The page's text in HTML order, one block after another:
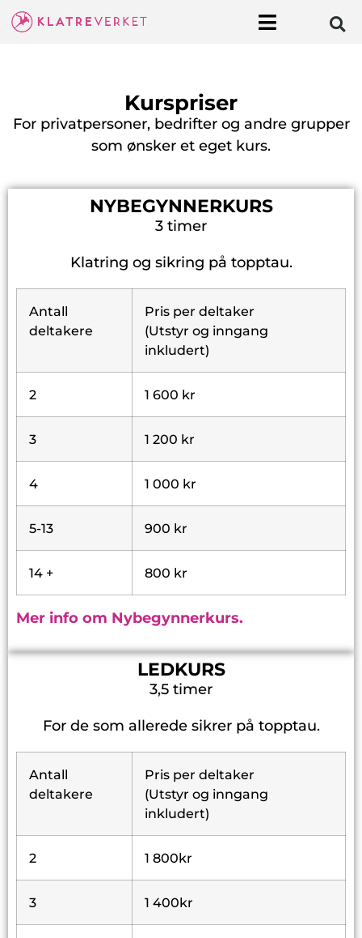
Kurspriser
For privatpersoner, bedrifter og andre grupper
som ønsker et eget kurs.
NYBEGYNNERKURS
3 timer
Klatring og sikring på topptau.
Antall
deltakere
Pris per deltaker
(Utstyr og inngang
inkludert)
2 1 600 kr
3 1 200 kr
4 1 000 kr
5-13 900 kr
14 + 800 kr
Mer info om Nybegynnerkurs.
LEDKURS
3,5 timer
For de som allerede sikrer på topptau.
Antall
deltakere
Pris per deltaker
(Utstyr og inngang
inkludert)
2 1 800kr
3 1 400kr